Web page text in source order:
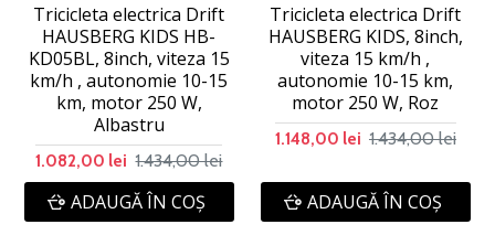
Tricicleta electrica Drift
HAUSBERG KIDS HB-
KD05BL, 8inch, viteza 15
km/h , autonomie 10-15
km, motor 250 W,
Albastru
1.082,00 lei 1.434,00 lei
ADAUGĂ ÎN COŞ
Tricicleta electrica Drift
HAUSBERG KIDS, 8inch,
viteza 15 km/h ,
autonomie 10-15 km,
motor 250 W, Roz
1.148,00 lei 1.434,00 lei
ADAUGĂ ÎN COŞ